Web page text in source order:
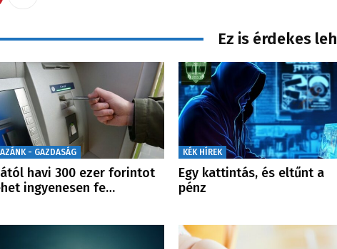
Ez is érdekes
- GAZDASÁG
havi 300 ezer forintot
ingyenesen fe…
KÉK HÍREK
Egy kattintás, és eltűnt a
pénz